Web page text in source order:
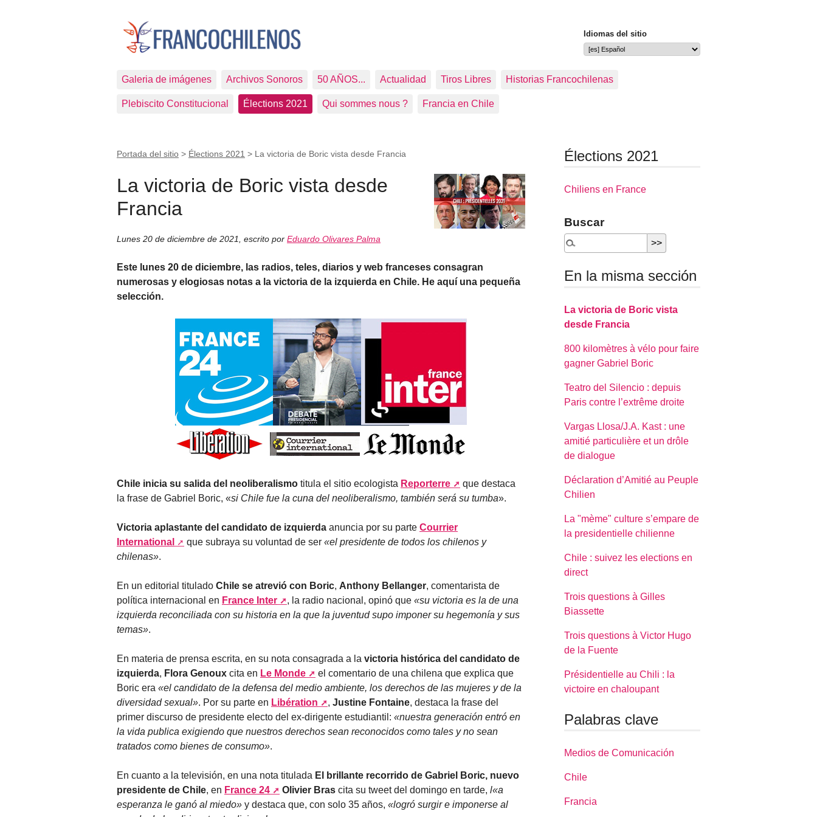
Idiomas del sitio
Galeria de imágenes Archivos Sonoros 50 AÑOS... Actualidad Tiros Libres Historias Francochilenas
Plebiscito Constitucional Élections 2021 Qui sommes nous ? Francia en Chile
Portada del sitio > Élections 2021 > La victoria de Boric vista desde Francia
La victoria de Boric vista desde
Francia
Lunes 20 de diciembre de 2021 escrito por Eduardo Olivares Palma
Este lunes 20 de diciembre, las radios, teles, diarios y web franceses consagran
numerosas y elogiosas notas a la victoria de la izquierda en Chile. He aquí una pequeña
selección.
Chile inicia su salida del neoliberalismo titula el sitio ecologista Reporterre
que destaca
la frase de Gabriel Boric, «si Chile fue la cuna del neoliberalismo, también será su tumba».
Victoria aplastante del candidato de izquierda anuncia por su parte Courrier
International
que subraya su voluntad de ser «el presidente de todos los chilenos y
chilenas».
En un editorial titulado Chile se atrevió con Boric, Anthony Bellanger, comentarista de
política internacional en France Inter , la radio nacional, opinó que «su victoria es la de una
izquierda reconciliada con su historia en la que la juventud supo imponer su hegemonía y sus
temas».
En materia de prensa escrita, en su nota consagrada a la victoria histórica del candidato de
izquierda, Flora Genoux cita en Le Monde
el comentario de una chilena que explica que
Boric era «el candidato de la defensa del medio ambiente, los derechos de las mujeres y de la
diversidad sexual». Por su parte en Libération , Justine Fontaine, destaca la frase del
primer discurso de presidente electo del ex-dirigente estudiantil: «nuestra generación entró en
la vida publica exigiendo que nuestros derechos sean reconocidos como tales y no sean
tratados como bienes de consumo».
En cuanto a la televisión, en una nota titulada El brillante recorrido de Gabriel Boric, nuevo
presidente de Chile, en France 24 Olivier Bras cita su tweet del domingo en tarde, l«a
esperanza le ganó al miedo» y destaca que, con solo 35 años, «logró surgir e imponerse al
Élections 2021
Chiliens en France
Buscar
En la misma sección
La victoria de Boric vista
desde Francia
800 kilomètres à vélo pour faire
gagner Gabriel Boric
Teatro del Silencio : depuis
Paris contre l’extrême droite
Vargas Llosa/J.A. Kast : une
amitié particulière et un drôle
de dialogue
Déclaration d’Amitié au Peuple
Chilien
La "mème" culture s’empare de
la presidentielle chilienne
Chile : suivez les elections en
direct
Trois questions à Gilles
Biassette
Trois questions à Victor Hugo
de la Fuente
Présidentielle au Chili : la
victoire en chaloupant
Palabras clave
Medios de Comunicación
Chile
Francia